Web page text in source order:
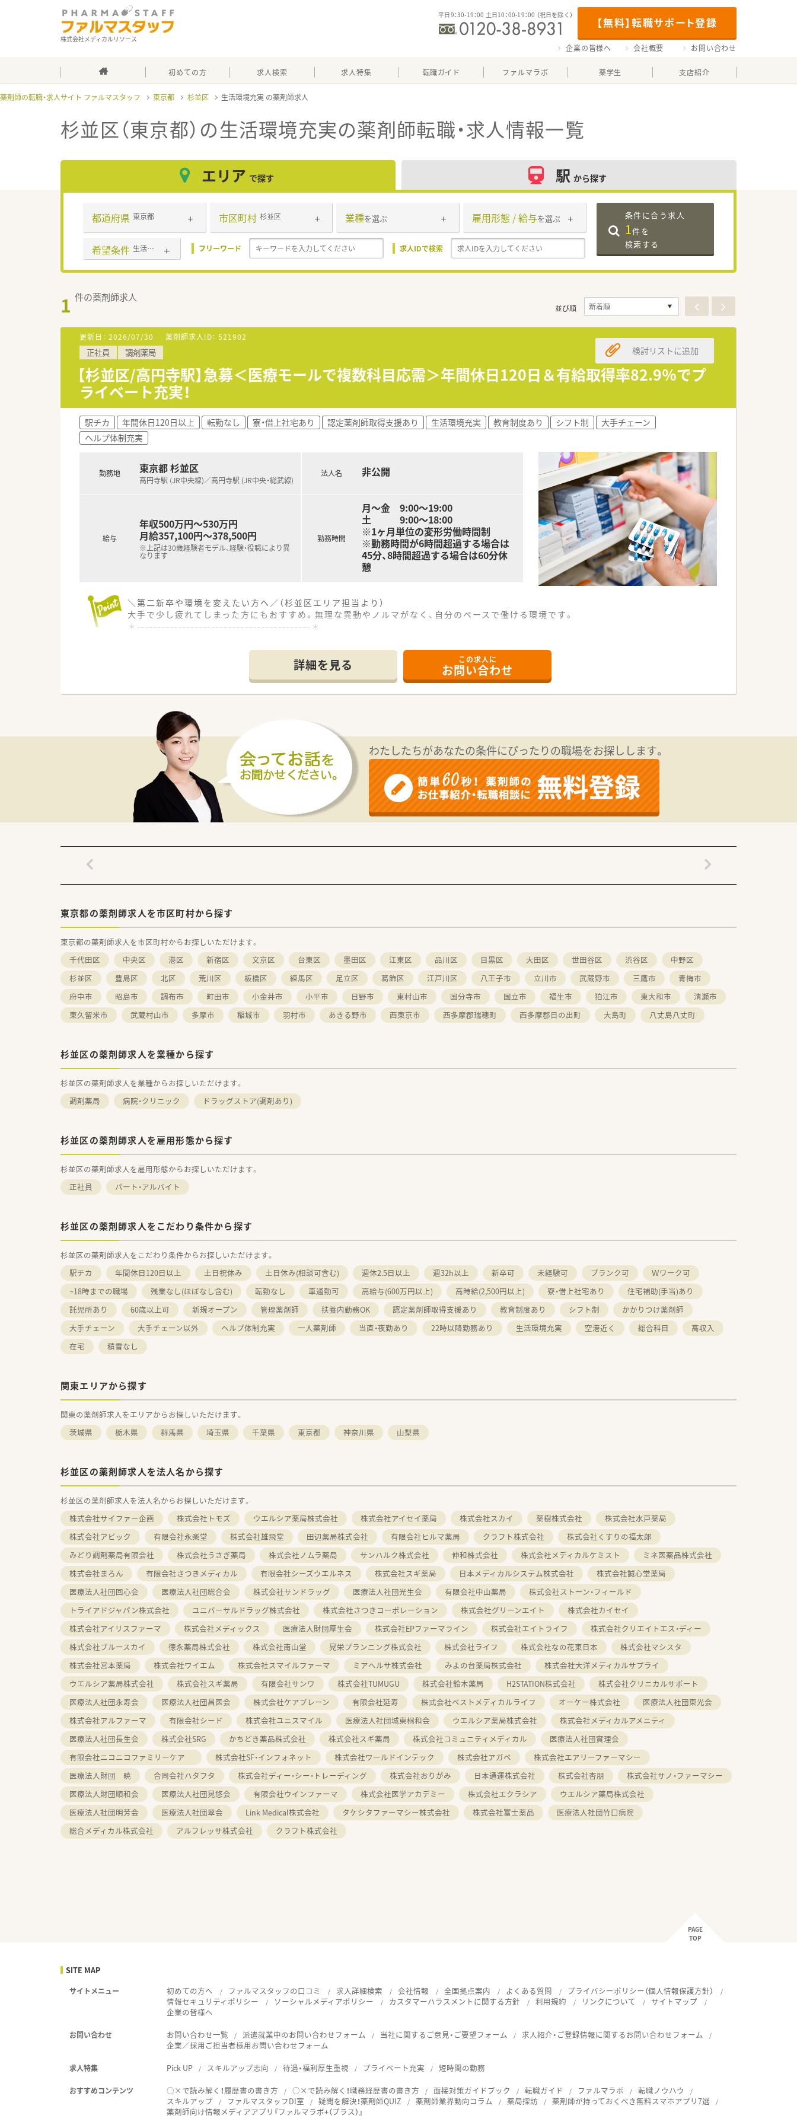
株式会社メディカルリソース
【無料】転職サポート登録
平日9：30-19：00 土日10：00-19：00 （祝日を除く）
企業の皆様へ 会社概要 お問い合わせ
初めての方 求人検索 求人特集 転職ガイド ファルマラボ 薬学生 支店紹介
薬剤師の転職・求人サイト ファルマスタッフ 東京都 杉並区 生活環境充実
杉並区（東京都）の生活環境充実の薬剤師転職・求人情報一覧
エリア で探す 駅 から探す
都道府県 東京都 市区町村 杉並区 業種を選ぶ 雇用形態 / 給与を選ぶ
希望条件 生活環境充実 フリーワード 求人IDで検索
条件に合う求人
1件を
検索する
1 件の薬剤師求人
並び順
更新日： 2026/07/30 薬剤師求人ID： 521902
正社員 調剤薬局
【杉並区/高円寺駅】急募＜医療モールで複数科目応需＞年間休日120日＆有給取得率82.9％でプ
ライベート充実！
検討リストに追加
駅チカ 年間休日120日以上 転勤なし 寮・借上社宅あり 認定薬剤師取得支援あり 生活環境充実 教育制度あり シフト制
大手チェーン
ヘルプ体制充実
勤務地 東京都 杉並区
高円寺駅 (JR中央線)／高円寺駅 (JR中央・総武線)
給与
年収500万円～530万円
月給357,100円～378,500円
※上記は30歳経験者モデル、経験・役職により異
なります
法人名 非公開
勤務時間
月～金 9:00～19:00
土 9:00～18:00
※1ヶ月単位の変形労働時間制
※勤務時間が6時間超過する場合は
45分、8時間超過する場合は60分休
憩
＼第二新卒や環境を変えたい方へ／（杉並区エリア担当より）
大手で少し疲れてしまった方にもおすすめ。無理な異動やノルマがなく、自分のペースで働ける環境です。
＊------------------------------------------＊
■ＪＲ中央線の高円寺駅から徒歩2分という通勤に便利な環境です。
■内科や脳外科をはじめとする多科目の処方箋を1日に20枚程度応需しており、幅広い知識をしっかりと習得できます。
■薬剤師複数名体制、事務スタッフも在籍しているため、本来の調剤業務にしっかりと集中できる体制です。
【法人特徴について】
■ボトムアップ型の風通しが良い社風を採用しており、現場で働く薬剤師の意見や提案が経営陣に届きやすい環境です。
■薬剤師の正社員比率が70パーセント強と非常に高い水準を維持しているため、お休みが取りやすい点が大きな特徴です。
■従業員の平均年齢は30代半ばと比較的若く、幹部社員も若い層が多いため活気がありつつ落ち着いた雰囲気の企業です。
【求人情報について】
■30歳経験者のモデルで年収500万円から530万円程度を想定しており、ご経験や役職に応じて給与条件が決定します。
■月給には20時間分の固定残業代が含まれていますが、実際の全社平均残業時間は月8時間程度と非常に少ない水準です。
■基本的に本人が合意しない限りは無理な店舗異動をお願いすることはないため、同じ店舗で腰を据えて長く働けます。
詳細を見る この求人に
お問い合わせ
わたしたちがあなたの条件にぴったりの職場をお探しします。
東京都の薬剤師求人を市区町村から探す
東京都の薬剤師求人を市区町村からお探しいただけます。
千代田区
中央区 港区 新宿区 文京区 台東区 墨田区 江東区 品川区 目黒区 大田区 世田谷区 渋谷区
中野区
杉並区
豊島区 北区 荒川区 板橋区 練馬区 足立区 葛飾区 江戸川区 八王子市 立川市 武蔵野市 三鷹市
青梅市
府中市
昭島市 調布市 町田市 小金井市 小平市 日野市 東村山市 国分寺市 国立市 福生市 狛江市 東大和市
清瀬市
東久留米市
武蔵村山市 多摩市 稲城市 羽村市 あきる野市 西東京市 西多摩郡瑞穂町 西多摩郡日の出町 大島町 八丈島八丈町
杉並区の薬剤師求人を業種から探す
杉並区の薬剤師求人を業種からお探しいただけます。
調剤薬局
病院・クリニック ドラッグストア(調剤あり)
杉並区の薬剤師求人を雇用形態から探す
杉並区の薬剤師求人を雇用形態からお探しいただけます。
正社員
パート・アルバイト
杉並区の薬剤師求人をこだわり条件から探す
杉並区の薬剤師求人をこだわり条件からお探しいただけます。
駅チカ
年間休日120日以上 土日祝休み 土日休み(相談可含む) 週休2.5日以上 週32h以上 新卒可 未経験可 ブランク可
Ｗワーク可
~18時までの職場
残業なし(ほぼなし含む) 転勤なし 車通勤可 高給与(600万円以上) 高時給(2,500円以上) 寮・借上社宅あり
住宅補助(手当)あり
託児所あり
60歳以上可 新規オープン 管理薬剤師 扶養内勤務OK 認定薬剤師取得支援あり 教育制度あり シフト制
かかりつけ薬剤師
大手チェーン
大手チェーン以外 ヘルプ体制充実 一人薬剤師 当直・夜勤あり 22時以降勤務あり 生活環境充実 空港近く 総合科目
高収入
在宅
積雪なし
関東エリアから探す
関東の薬剤師求人をエリアからお探しいただけます。
茨城県
栃木県 群馬県 埼玉県 千葉県 東京都 神奈川県 山梨県
杉並区の薬剤師求人を法人名から探す
杉並区の薬剤師求人を法人名からお探しいただけます。
株式会社サイファー企画
株式会社トモズ ウエルシア薬局株式会社 株式会社アイセイ薬局 株式会社スカイ 薬樹株式会社
株式会社水戸薬局
株式会社アビック
有限会社永楽堂 株式会社雄飛堂 田辺薬局株式会社 有限会社ヒルマ薬局 クラフト株式会社
株式会社くすりの福太郎
みどり調剤薬局有限会社
株式会社うさぎ薬局 株式会社ノムラ薬局 サンハルク株式会社 伸和株式会社 株式会社メディカルケミスト
ミネ医薬品株式会社
株式会社まろん
有限会社さつきメディカル 有限会社シーズウエルネス 株式会社スギ薬局 日本メディカルシステム株式会社
株式会社誠心堂薬局
医療法人社団回心会
医療法人社団総合会 株式会社サンドラッグ 医療法人社団光生会 有限会社中山薬局
株式会社ストーン・フィールド
トライアドジャパン株式会社
ユニバーサルドラッグ株式会社 株式会社さつきコーポレーション 株式会社グリーンエイト
株式会社カイセイ
株式会社アイリスファーマ
株式会社メディックス 医療法人財団厚生会 株式会社EPファーマライン 株式会社エイトライフ
株式会社クリエイトエス・ディー
株式会社ブルースカイ
徳永薬局株式会社 株式会社南山堂 晃栄プランニング株式会社 株式会社ライフ 株式会社なの花東日本
株式会社マシスタ
株式会社宮本薬局
株式会社ワイエム 株式会社スマイルファーマ ミアヘルサ株式会社 みよの台薬局株式会社
株式会社大洋メディカルサプライ
ウエルシア薬局株式会社
株式会社スギ薬局 有限会社サンワ 株式会社TUMUGU 株式会社鈴木薬局 H2STATION株式会社
株式会社クリニカルサポート
医療法人社団永寿会
医療法人社団昌医会 株式会社ケアブレーン 有限会社延寿 株式会社ベストメディカルライフ オーケー株式会社
医療法人社団東光会
株式会社アルファーマ
有限会社シード 株式会社ユニスマイル 医療法人社団城東桐和会 ウエルシア薬局株式会社
株式会社メディカルアメニティ
医療法人社団長生会
株式会社SRG かちどき薬品株式会社 株式会社スギ薬局 株式会社コミュニティメディカル
医療法人社団實理会
有限会社ニコニコファミリーケア
株式会社SF・インフォネット 株式会社ワールドインテック 株式会社アガペ
株式会社エアリーファーマシー
医療法人財団 暁
合同会社ハタフタ 株式会社ディー・シー・トレーディング 株式会社おりがみ 日本通運株式会社 株式会社杏朋
株式会社サノ・ファーマシー
医療法人財団順和会
医療法人社団晃悠会 有限会社ウインファーマ 株式会社医学アカデミー 株式会社エクラシア
ウエルシア薬局株式会社
医療法人社団明芳会
医療法人社団翠会 Link Medical株式会社 タケシタファーマシー株式会社 株式会社富士薬品
医療法人社団竹口病院
総合メディカル株式会社
アルフレッサ株式会社 クラフト株式会社
PAGE
TOP
SITE MAP
サイトメニュー 初めての方へ ファルマスタッフの口コミ 求人詳細検索 会社情報 全国拠点案内 よくある質問
プライバシーポリシー（個人情報保護方針）
情報セキュリティポリシー
ソーシャルメディアポリシー カスタマーハラスメントに関する方針 利用規約 リンクについて
サイトマップ
企業の皆様へ
お問い合わせ お問い合わせ一覧 派遣就業中のお問い合わせフォーム 当社に関するご意見・ご要望フォーム
求人紹介・ご登録情報に関するお問い合わせフォーム
企業／採用ご担当者様用お問い合わせフォーム
求人特集 Pick UP スキルアップ志向 待遇・福利厚生重視 プライベート充実 短時間の勤務
おすすめコンテンツ ○×で読み解く！履歴書の書き方 ○×で読み解く！職務経歴書の書き方 面接対策ガイドブック 転職ガイド ファルマラボ
転職ノウハウ
スキルアップ
ファルマスタッフDI室 疑問を解決！薬剤師QUIZ 薬剤師業界動向コラム 薬局探訪
薬剤師が持っておくべき無料スマホアプリ7選
薬剤師向け情報メディアアプリ『ファルマラボ+（プラス）』